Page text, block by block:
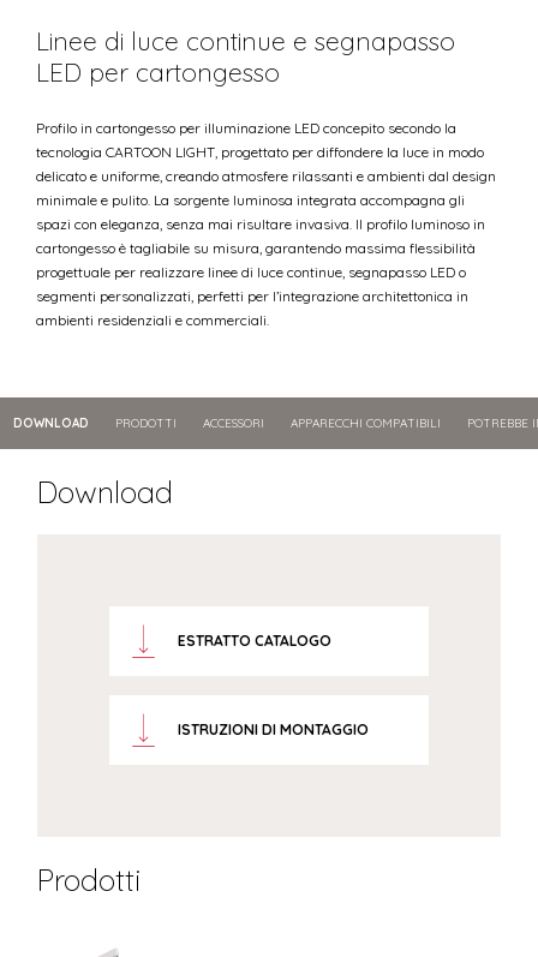
Linee di luce continue e segnapasso
LED per cartongesso
Profilo in cartongesso per illuminazione LED concepito secondo la
tecnologia CARTOON LIGHT, progettato per diffondere la luce in modo
delicato e uniforme, creando atmosfere rilassanti e ambienti dal design
minimale e pulito. La sorgente luminosa integrata accompagna gli
spazi con eleganza, senza mai risultare invasiva. Il profilo luminoso in
cartongesso è tagliabile su misura, garantendo massima flessibilità
progettuale per realizzare linee di luce continue, segnapasso LED o
segmenti personalizzati, perfetti per l’integrazione architettonica in
ambienti residenziali e commerciali.
DOWNLOAD PRODOTTI ACCESSORI APPARECCHI COMPATIBILI POTREBBE
Download
ESTRATTO CATALOGO
ISTRUZIONI DI MONTAGGIO
Prodotti